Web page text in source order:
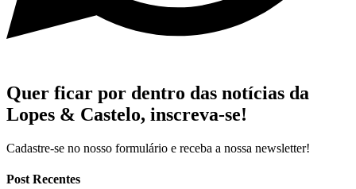
Quer ficar por dentro das notícias da
Lopes & Castelo, inscreva-se!
Cadastre-se no nosso formulário e receba a nossa newsletter!
Post Recentes